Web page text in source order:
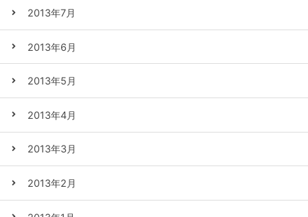
2013年7月
2013年6月
2013年5月
2013年4月
2013年3月
2013年2月